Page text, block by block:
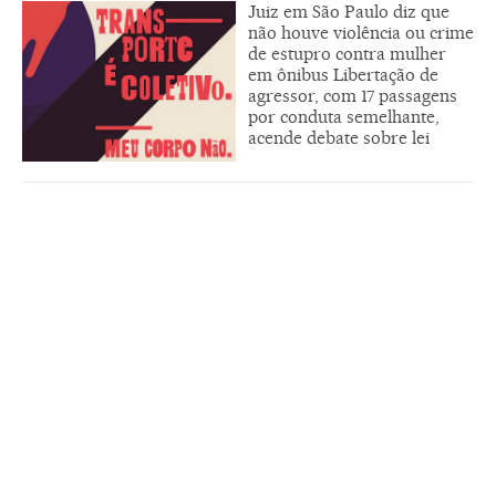
Juiz em São Paulo diz que
não houve violência ou crime
de estupro contra mulher
em ônibus Libertação de
agressor, com 17 passagens
por conduta semelhante,
acende debate sobre lei